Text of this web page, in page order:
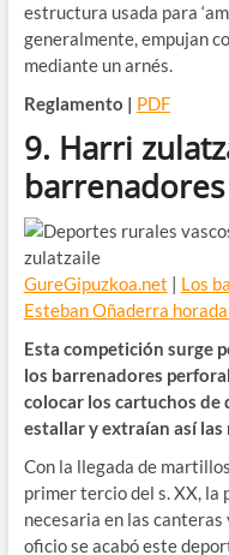
estructura usada para
generalmente, empujan
mediante un arnés.
Reglamento | PDF
9. Harri
barrenadores
GureGipuzkoa.net | Los
Esteban Oñaderra
Esta competición surge
los barrenadores
colocar los cartuchos de
estallar y extraían así
Con la llegada de
primer tercio del s. XX, la
necesaria en las canteras
oficio se acabó este